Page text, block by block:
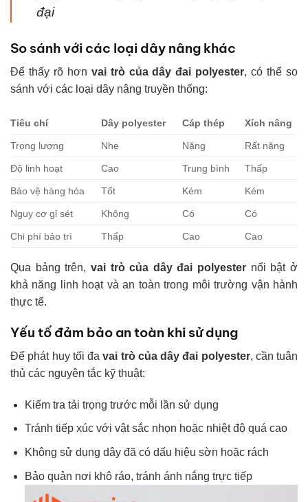
đại
So sánh với các loại dây nâng khác
Để thấy rõ hơn vai trò của dây đai polyester, có thể so
sánh với các loại dây nâng truyền thống:
Tiêu chí Dây polyester Cáp thép Xích nâng
Trọng lượng Nhẹ Nặng Rất nặng
Độ linh hoạt Cao Trung bình Thấp
Bảo vệ hàng hóa Tốt Kém Kém
Nguy cơ gỉ sét Không Có Có
Chi phí bảo trì Thấp Cao Cao
Qua bảng trên, vai trò của dây đai polyester nổi bật ở
khả năng linh hoạt và an toàn trong môi trường vận hành
thực tế.
Yếu tố đảm bảo an toàn khi sử dụng
Để phát huy tối đavai trò của dây đai polyester, cần tuân
thủ các nguyên tắc kỹ thuật:
Kiểm tra tải trọng trước mỗi lần sử dụng
Tránh tiếp xúc với vật sắc nhọn hoặc nhiệt độ quá cao
Không sử dụng dây đã có dấu hiệu sờn hoặc rách
Bảo quản nơi khô ráo, tránh ánh nắng trực tiếp